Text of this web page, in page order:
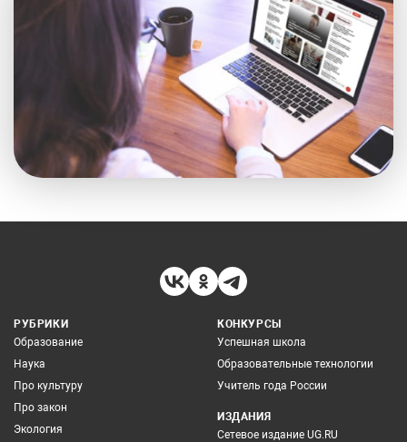
РУБРИКИ
Образование
Наука
Про культуру
Про закон
Экология
КОНКУРСЫ
Успешная школа
Образовательные технологии
Учитель года России
ИЗДАНИЯ
Сетевое издание UG.RU